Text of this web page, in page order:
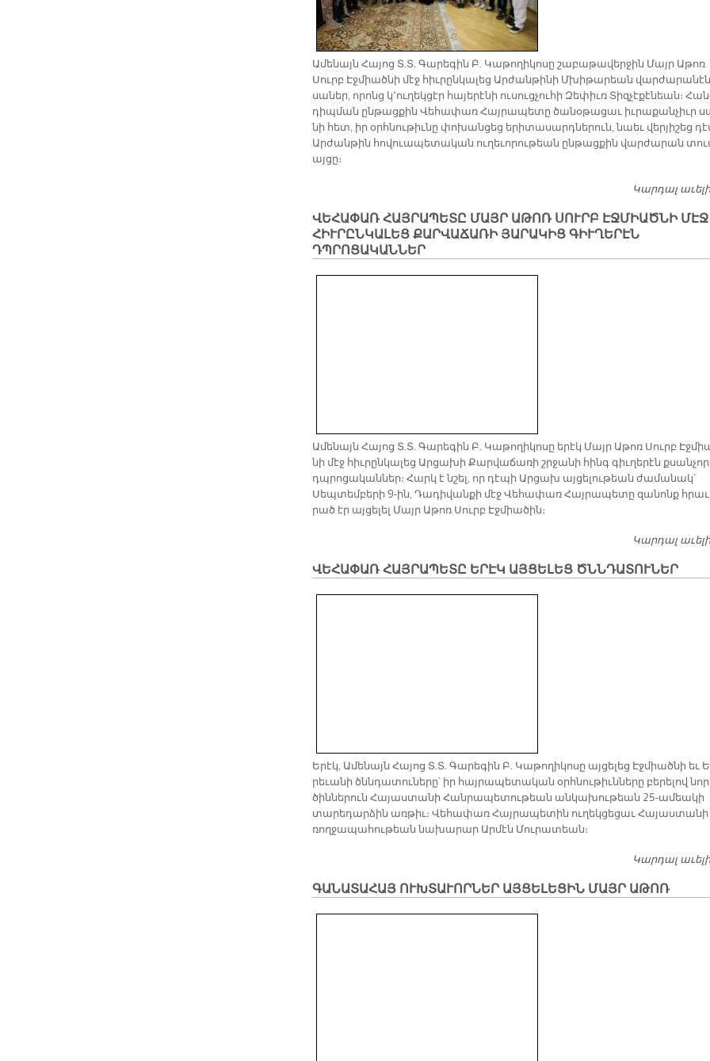
Ա­մե­նայն Հա­յոց Տ.Տ. Գա­րե­գին Բ. Կա­թո­ղի­կո­սը շա­բա­թա­վեր­ջին Մայր Ա­թոռ
Սուրբ Էջ­միած­նի մէջ հիւ­րըն­կա­լեց Ար­ժան­թի­նի Մխի­թա­րեան վար­ժա­րա­նէն
սա­ներ, ո­րոնց կ՚ու­ղեկ­ցէր հա­յե­րէ­նի ու­սուց­չու­հի Զե­փիւռ Տիզ­չէ­քէ­նեան։
դիպ­ման ըն­թաց­քին Վե­հա­փառ Հայ­րա­պե­տը ծա­նօ­թա­ցաւ իւ­րա­քան­չիւր
նի հետ, իր օրհ­նու­թիւ­նը փո­խան­ցեց ե­րի­տա­սարդ­նե­րուն, նաեւ վեր­յի­շեց
Ար­ժան­թին հո­վուա­պե­տա­կան ու­ղե­ւո­րու­թեան ըն­թաց­քին վար­ժա­րան
այ­ցը։
Կարդալ
ՎԵՀԱՓԱՌ ՀԱՅՐԱՊԵՏԸ ՄԱՅՐ ԱԹՈՌ ՍՈՒՐԲ ԷՋՄԻԱԾՆԻ ՄԷՋ
ՀԻՒՐԸՆԿԱԼԵՑ ՔԱՐՎԱՃԱՌԻ ՅԱՐԱԿԻՑ ԳԻՒՂԵՐԷՆ
ԴՊՐՈՑԱԿԱՆՆԵՐ
Ա­մե­նայն Հա­յոց Տ.Տ. Գա­րե­գին Բ. Կա­թո­ղի­կո­սը ե­րէկ Մայր Ա­թոռ Սուրբ
նի մէջ հիւ­րըն­կա­լեց Ար­ցա­խի Քար­վա­ճա­ռի շրջա­նի հինգ գիւ­ղե­րէն
դպրո­ցա­կան­ներ։ Հարկ է նշել, որ դէ­պի Ար­ցախ այ­ցե­լու­թեան ժա­մա­նակ՝
Սեպ­տեմ­բե­րի 9-ին, Դա­դի­վան­քի մէջ Վե­հա­փառ Հայ­րա­պե­տը զա­նոնք
րած էր այ­ցե­լել Մայր Ա­թոռ Սուրբ Էջ­միա­ծին։
Կարդալ
ՎԵՀԱՓԱՌ ՀԱՅՐԱՊԵՏԸ ԵՐԷԿ ԱՅՑԵԼԵՑ ԾՆՆԴԱՏՈՒՆԵՐ
Ե­րէկ, Ա­մե­նայն Հա­յոց Տ.Տ. Գա­րե­գին Բ. Կա­թո­ղի­կո­սը այ­ցե­լեց Էջ­միած­նի եւ
րե­ւա­նի ծննդա­տու­նե­րը՝ իր հայ­րա­պե­տա­կան օրհ­նու­թիւն­նե­րը բե­րե­լով
ծին­նե­րուն Հա­յաս­տա­նի Հան­րա­պե­տու­թեան ան­կա­խու­թեան 25-ա­մեա­կի
տա­րե­դար­ձին առ­թիւ։ Վե­հա­փառ Հայ­րա­պե­տին ու­ղեկ­ցե­ցաւ
ռող­ջա­պա­հու­թեան նա­խա­րար Ար­մէն Մու­րա­տեան։
Կարդալ
ԳԱՆԱՏԱՀԱՅ ՈՒԽՏԱՒՈՐՆԵՐ ԱՅՑԵԼԵՑԻՆ ՄԱՅՐ ԱԹՈՌ